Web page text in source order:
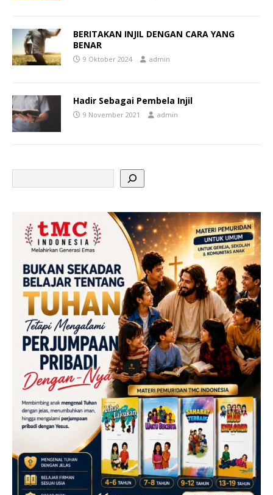
BERITAKAN INJIL DENGAN CARA YANG
BENAR
9 Oktober 2024 admin
Hadir Sebagai Pembela Injil
9 November 2021 admin